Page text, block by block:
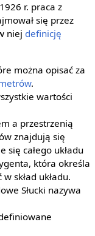
r. praca z
się przez
niej definicję
można opisać za
.
wartości
a przestrzenią
znajdują się
całego układu
która określa
skład układu.
Słucki nazywa